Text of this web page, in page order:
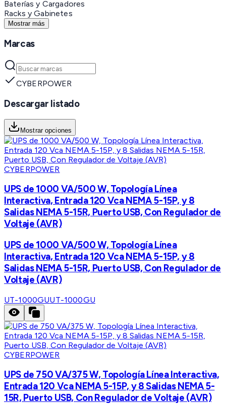
Baterías y Cargadores
Racks y Gabinetes
Mostrar más
Marcas
CYBERPOWER
Descargar listado
Mostrar opciones
CYBERPOWER
UPS de 1000 VA/500 W, Topología Línea
Interactiva, Entrada 120 Vca NEMA 5-15P, y 8
Salidas NEMA 5-15R, Puerto USB, Con Regulador de
Voltaje (AVR)
UPS de 1000 VA/500 W, Topología Línea
Interactiva, Entrada 120 Vca NEMA 5-15P, y 8
Salidas NEMA 5-15R, Puerto USB, Con Regulador de
Voltaje (AVR)
UT-1000GUUT-1000GU
CYBERPOWER
UPS de 750 VA/375 W, Topología Línea Interactiva,
Entrada 120 Vca NEMA 5-15P, y 8 Salidas NEMA 5-
15R, Puerto USB, Con Regulador de Voltaje (AVR)